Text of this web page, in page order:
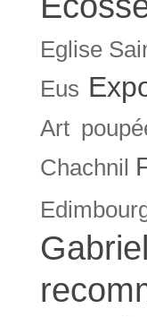
Eglise
Eus
Art
Chachnil